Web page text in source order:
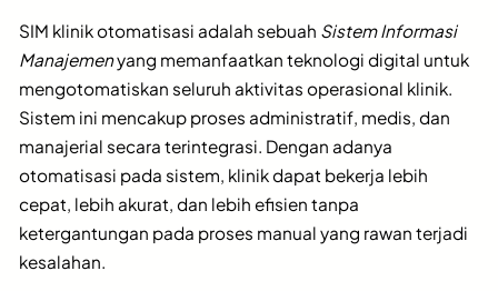
SIM klinik otomatisasi adalah sebuah Sistem Informasi
Manajemenyang memanfaatkan teknologi digital untuk
mengotomatiskan seluruh aktivitas operasional klinik.
Sistem ini mencakup proses administratif, medis, dan
manajerial secara terintegrasi. Dengan adanya
otomatisasi pada sistem, klinik dapat bekerja lebih
cepat, lebih akurat, dan lebih efisien tanpa
ketergantungan pada proses manual yang rawan terjadi
kesalahan.